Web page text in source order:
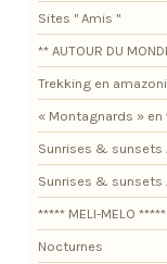
Sites " Amis "
** AUTOUR DU
Trekking en
« Montagnards » en
Sunrises & sunsets
Sunrises & sunsets
***** MELI-MELO *****
Nocturnes